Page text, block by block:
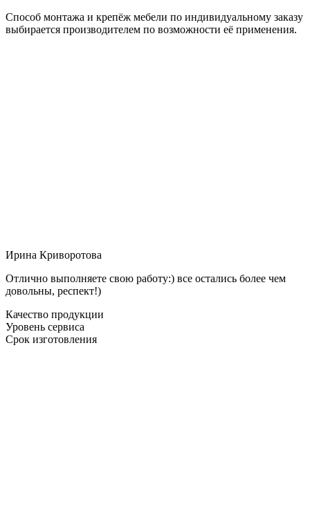
Способ монтажа и крепёж мебели по индивидуальному заказу
выбирается производителем по возможности её применения.
Ирина Криворотова
Отлично выполняете свою работу:) все остались более чем
довольны, респект!)
Качество продукции
Уровень сервиса
Срок изготовления